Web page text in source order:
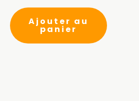
Ajouter au
panier